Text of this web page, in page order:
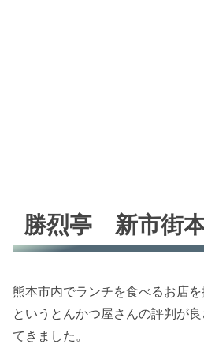
勝烈亭 新市街
熊本市内でランチを食べるお店を
というとんかつ屋さんの評判が
てきました。